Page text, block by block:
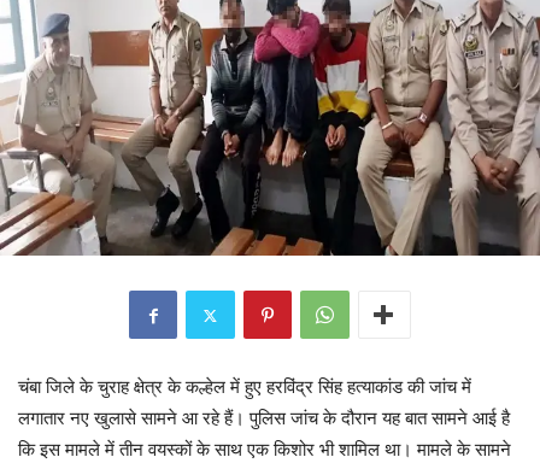
चंबा जिले के चुराह क्षेत्र के कल्हेल में हुए हरविंद्र सिंह हत्याकांड की जांच में
लगातार नए खुलासे सामने आ रहे हैं। पुलिस जांच के दौरान यह बात सामने आई है
कि इस मामले में तीन वयस्कों के साथ एक किशोर भी शामिल था। मामले के सामने